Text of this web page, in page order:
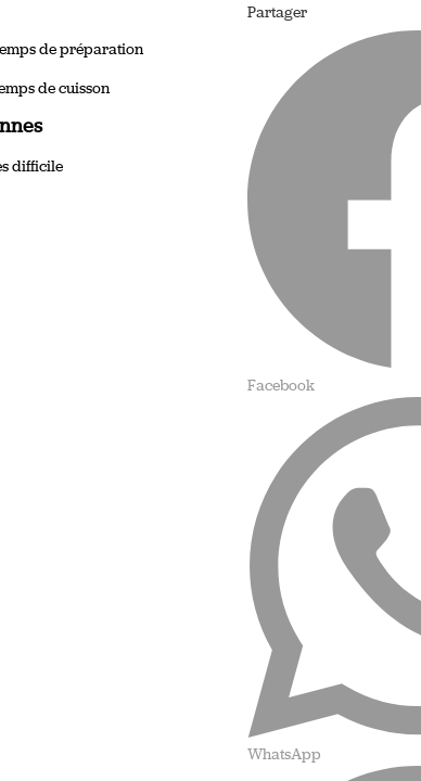
de préparation
de cuisson
difficile
Partager
Facebook
WhatsApp